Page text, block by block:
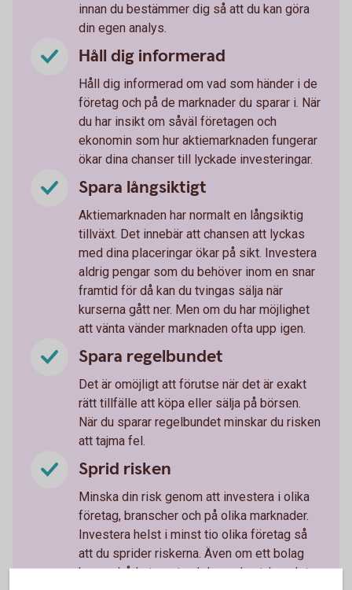
innan du bestämmer dig så att du kan göra
din egen analys.
Håll dig informerad
Håll dig informerad om vad som händer i de
företag och på de marknader du sparar i. När
du har insikt om såväl företagen och
ekonomin som hur aktiemarknaden fungerar
ökar dina chanser till lyckade investeringar.
Spara långsiktigt
Aktiemarknaden har normalt en långsiktig
tillväxt. Det innebär att chansen att lyckas
med dina placeringar ökar på sikt. Investera
aldrig pengar som du behöver inom en snar
framtid för då kan du tvingas sälja när
kurserna gått ner. Men om du har möjlighet
att vänta vänder marknaden ofta upp igen.
Spara regelbundet
Det är omöjligt att förutse när det är exakt
rätt tillfälle att köpa eller sälja på börsen.
När du sparar regelbundet minskar du risken
att tajma fel.
Sprid risken
Minska din risk genom att investera i olika
företag, branscher och på olika marknader.
Investera helst i minst tio olika företag så
att du sprider riskerna. Även om ett bolag
kan se både tryggt och lovande ut, kan det